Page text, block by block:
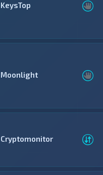
KeysTop
Moonlight
Cryptomonitor